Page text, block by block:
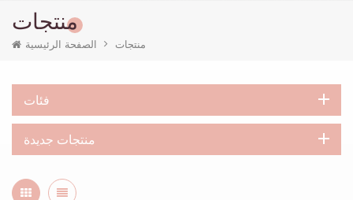
منتجات
الصفحة الرئيسية منتجات
فئات
منتجات جديدة